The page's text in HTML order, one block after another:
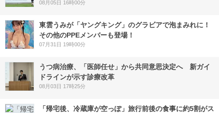
08月05日 16時00分
東雲うみが「ヤングキング」のグラビアで泡まみれに！
その他のPPEメンバーも登場！
07月31日 19時00分
うつ病治療、「医師任せ」から共同意思決定へ 新ガイ
ドラインが示す診療改革
08月03日 17時25分
「帰宅後、冷蔵庫が空っぽ」旅行前後の食事に約5割がス